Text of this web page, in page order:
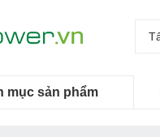
mục sản phẩm